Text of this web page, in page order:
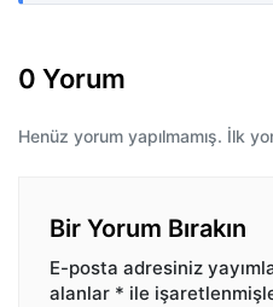
0 Yorum
Henüz yorum yapılmamış. İlk
Bir Yorum Bırakın
E-posta adresiniz
alanlar * ile